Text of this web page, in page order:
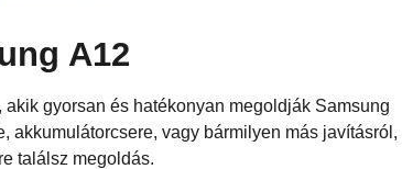
A12
gyorsan és hatékonyan megoldják Samsung
akkumulátorcsere, vagy bármilyen más javításról,
találsz megoldás.